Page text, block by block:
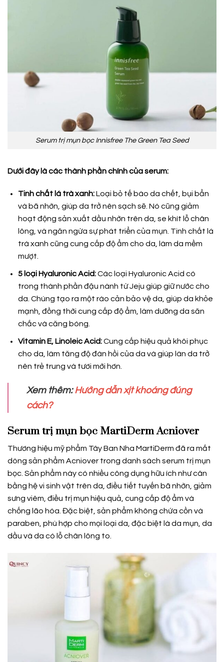
Serum trị mụn bọc Innisfree The Green Tea Seed
Dưới đây là các thành phần chính của serum:
Tinh chất lá trà xanh:Loại bỏ tế bào da chết, bụi bẩn
và bã nhờn, giúp da trở nên sạch sẽ. Nó cũng giảm
hoạt động sản xuất dầu nhờn trên da, se khít lỗ chân
lông, và ngăn ngừa sự phát triển của mụn. Tinh chất lá
trà xanh cũng cung cấp độ ẩm cho da, làm da mềm
mượt.
5 loại Hyaluronic Acid:Các loại Hyaluronic Acid có
trong thành phần đậu nành từ Jeju giúp giữ nước cho
da. Chúng tạo ra một rào cản bảo vệ da, giúp da khỏe
mạnh, đồng thời cung cấp độ ẩm, làm dưỡng da săn
chắc và căng bóng.
Vitamin E, Linoleic Acid:Cung cấp hiệu quả khôi phục
cho da, làm tăng độ đàn hồi của da và giúp làn da trở
nên trẻ trung và tươi mới hơn.
Xem thêm: Hướng dẫn xịt khoáng đúng
cách?
Serum trị mụn bọc MartiDerm Acniover
Thương hiệu mỹ phẩm Tây Ban Nha MartiDerm đã ra mắt
dòng sản phẩm Acniover trong danh sách serum trị mụn
bọc. Sản phẩm này có nhiều công dụng hữu ích như cân
bằng hệ vi sinh vật trên da, điều tiết tuyến bã nhờn, giảm
sưng viêm, điều trị mụn hiệu quả, cung cấp độ ẩm và
chống lão hóa. Đặc biệt, sản phẩm không chứa cồn và
paraben, phù hợp cho mọi loại da, đặc biệt là da mụn, da
dầu và da có lỗ chân lông to.